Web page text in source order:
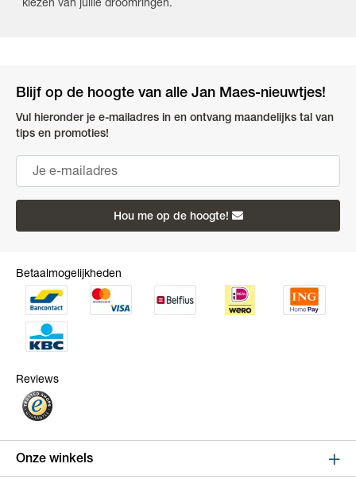
kiezen van jullie droomringen.
Blijf op de hoogte van alle Jan Maes-nieuwtjes!
Vul hieronder je e-mailadres in en ontvang maandelijks tal van
tips en promoties!
Hou me op de hoogte!
Betaalmogelijkheden
Reviews
Onze winkels